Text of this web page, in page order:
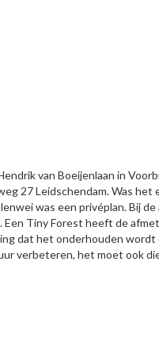
van Boeijenlaan in
27 Leidschendam. Was het
was een privéplan. Bij
Tiny Forest heeft de
dat het onderhouden
verbeteren, het moet ook